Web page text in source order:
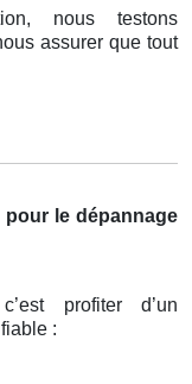
nous testons
assurer que tout
le dépannage
profiter d’un
: